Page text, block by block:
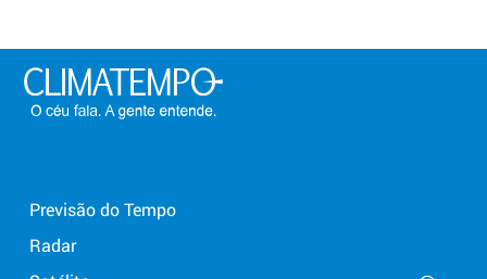
Previsão do Tempo
Radar